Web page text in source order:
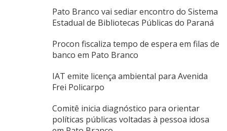
Pato Branco vai sediar encontro do Sistema
Estadual de Bibliotecas Públicas do Paraná
Procon fiscaliza tempo de espera em filas de
banco em Pato Branco
IAT emite licença ambiental para Avenida
Frei Policarpo
Comitê inicia diagnóstico para orientar
políticas públicas voltadas à pessoa idosa